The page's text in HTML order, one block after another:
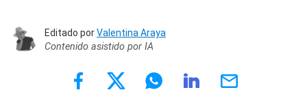
Editado porValentina Araya
Contenido asistido por IA